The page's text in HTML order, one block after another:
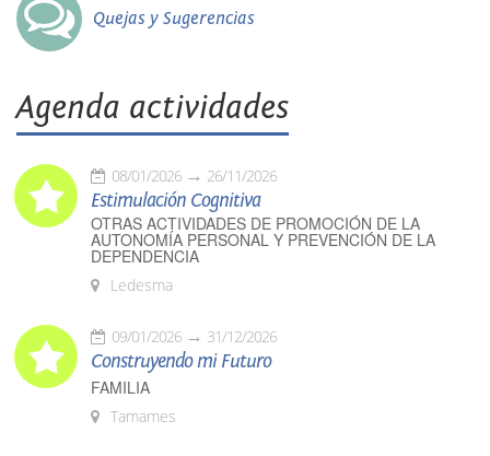
Quejas y Sugerencias
Agenda actividades
08/01/2026 26/11/2026
Estimulación Cognitiva
OTRAS ACTIVIDADES DE PROMOCIÓN DE LA
AUTONOMÍA PERSONAL Y PREVENCIÓN DE LA
DEPENDENCIA
Ledesma
09/01/2026 31/12/2026
Construyendo mi Futuro
FAMILIA
Tamames